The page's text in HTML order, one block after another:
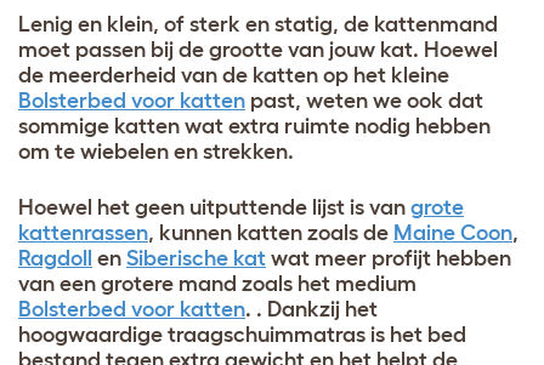
Lenig en klein, of sterk en statig, de kattenmand
moet passen bij de grootte van jouw kat. Hoewel
de meerderheid van de katten op het kleine
Bolsterbed voor katten past, weten we ook dat
sommige katten wat extra ruimte nodig hebben
om te wiebelen en strekken.
Hoewel het geen uitputtende lijst is van grote
kattenrassen, kunnen katten zoals de Maine Coon,
Ragdoll en Siberische kat wat meer profijt hebben
van een grotere mand zoals het medium
Bolsterbed voor katten. . Dankzij het
hoogwaardige traagschuimmatras is het bed